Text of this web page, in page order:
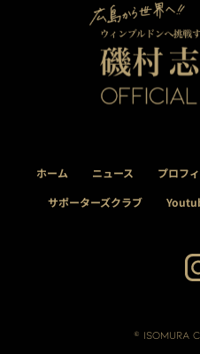
ホーム ニュース プロフ
サポーターズクラブ
© isomura